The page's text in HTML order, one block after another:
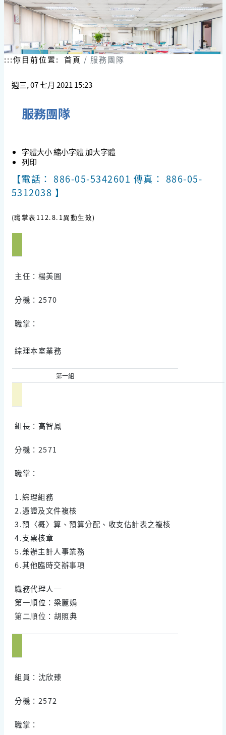
:::你目前位置: 首頁 服務團隊
週三, 07 七月 2021 15:23
服務團隊
字體大小縮小字體加大字體
列印
【電話： 886-05-5342601 傳真： 886-05-
5312038 】
(職掌表112.8.1異動生效)
主任：楊美圓
分機：2570
職掌：
綜理本室業務
第一組
組長：高智鳳
分機：2571
職掌：
1.綜理組務
2.憑證及文件複核
3.預〈概〉算、預算分配、收支估計表之複核
4.支票核章
5.兼辦主計人事業務
6.其他臨時交辦事項
職務代理人─
第一順位：梁麗娟
第二順位：胡照典
組員：沈欣臻
分機：2572
職掌：